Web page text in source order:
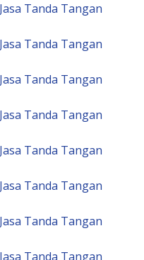
Tanda Tangan
Tanda Tangan
Tanda Tangan
Tanda Tangan
Tanda Tangan
Tanda Tangan
Tanda Tangan
Tanda Tangan